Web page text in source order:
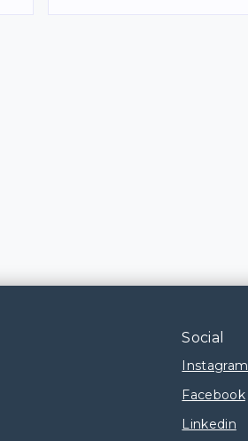
Social
Instagram
Facebook
Linkedin